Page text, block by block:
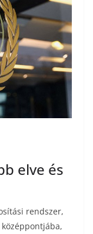
elve és
rendszer,